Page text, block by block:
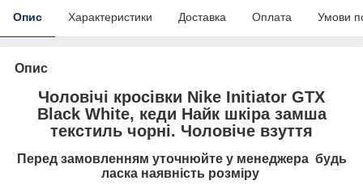
Опис Характеристики Доставка Оплата Умови
Опис
Чоловічі кросівки Nike Initiator GTX
Black White, кеди Найк шкіра замша
текстиль чорні. Чоловіче взуття
Перед замовленням уточнюйте у менеджера будь
ласка наявність розміру